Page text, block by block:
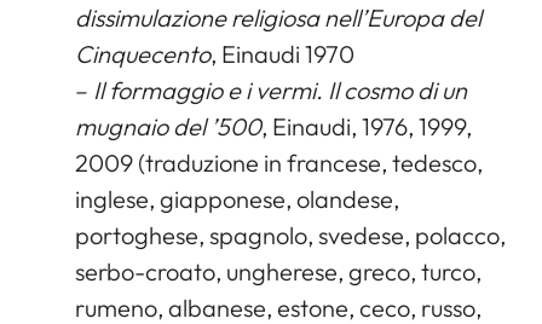
dissimulazione religiosa nell’Europa del
Cinquecento, Einaudi 1970
– Il formaggio e i vermi. Il cosmo di un
mugnaio del ’500, Einaudi, 1976, 1999,
2009 (traduzione in francese, tedesco,
inglese, giapponese, olandese,
portoghese, spagnolo, svedese, polacco,
serbo-croato, ungherese, greco, turco,
rumeno, albanese, estone, ceco, russo,